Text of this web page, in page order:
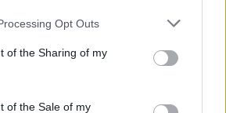
website/app uses one or more Google
or usage behaviour. You may click to
to Google and its third-party tags to
specified purposes in below Google
Opt Outs
of the Sharing of my
of the Sale of my
Απολογείται ο 26χρονος
για τον άγνωστο